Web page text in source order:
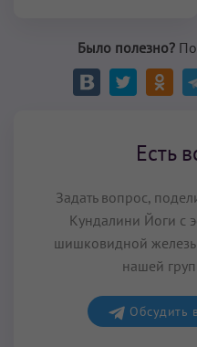
Было полезно?
Есть
Задать вопрос,
Кундалини Йоги с
шишковидной
нашей
Обсудить